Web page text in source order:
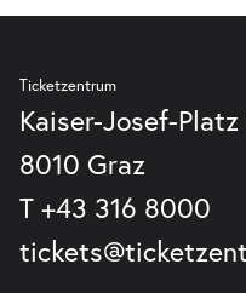
Ticketzentrum
Kaiser-Josef-Platz
8010 Graz
T +43 316 8000